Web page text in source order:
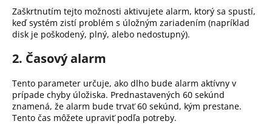
Zaškrtnutím tejto možnosti aktivujete alarm, ktorý sa spustí,
keď systém zistí problém s úložným zariadením (napríklad
disk je poškodený, plný, alebo nedostupný).
2. Časový alarm
Tento parameter určuje, ako dlho bude alarm aktívny v
prípade chyby úložiska. Prednastavených 60 sekúnd
znamená, že alarm bude trvať 60 sekúnd, kým prestane.
Tento čas môžete upraviť podľa potreby.
e
n
j
s
ť
?